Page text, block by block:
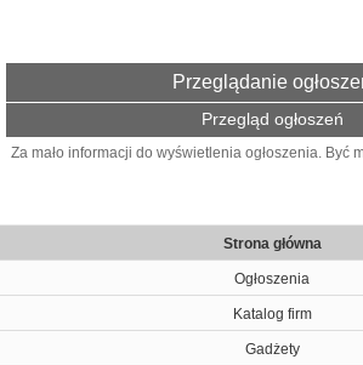
Przeglądanie
Przegląd ogłoszeń
Za mało informacji do wyświetlenia ogłoszenia. Być
Strona główna
Ogłoszenia
Katalog firm
Gadżety